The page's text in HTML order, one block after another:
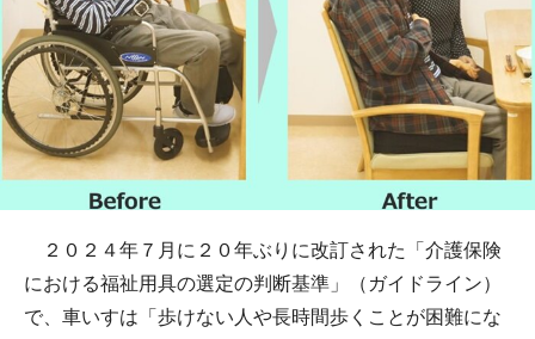
２０２４年７月に２０年ぶりに改訂された「介護保険
における福祉用具の選定の判断基準」（ガイドライン）
で、車いすは「歩けない人や長時間歩くことが困難にな